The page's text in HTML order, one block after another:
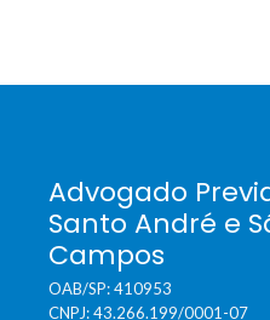
Advogado
Santo André e
Campos
OAB/SP: 410953
CNPJ: 43.266.199/0001-07